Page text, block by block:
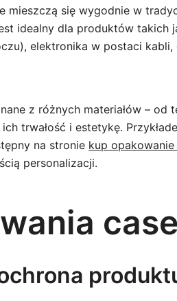
mieszczą się wygodnie w
idealny dla produktów takich
elektronika w postaci
z różnych materiałów – od
trwałość i estetykę.
na stronie kup
personalizacji.